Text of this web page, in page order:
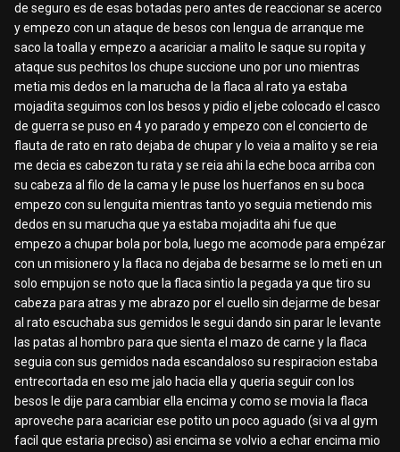
de seguro es de esas botadas pero antes de reaccionar se acerco
y empezo con un ataque de besos con lengua de arranque me
saco la toalla y empezo a acariciar a malito le saque su ropita y
ataque sus pechitos los chupe succione uno por uno mientras
metia mis dedos en la marucha de la flaca al rato ya estaba
mojadita seguimos con los besos y pidio el jebe colocado el casco
de guerra se puso en 4 yo parado y empezo con el concierto de
flauta de rato en rato dejaba de chupar y lo veia a malito y se reia
me decia es cabezon tu rata y se reia ahi la eche boca arriba con
su cabeza al filo de la cama y le puse los huerfanos en su boca
empezo con su lenguita mientras tanto yo seguia metiendo mis
dedos en su marucha que ya estaba mojadita ahi fue que
empezo a chupar bola por bola, luego me acomode para empézar
con un misionero y la flaca no dejaba de besarme se lo meti en un
solo empujon se noto que la flaca sintio la pegada ya que tiro su
cabeza para atras y me abrazo por el cuello sin dejarme de besar
al rato escuchaba sus gemidos le segui dando sin parar le levante
las patas al hombro para que sienta el mazo de carne y la flaca
seguia con sus gemidos nada escandaloso su respiracion estaba
entrecortada en eso me jalo hacia ella y queria seguir con los
besos le dije para cambiar ella encima y como se movia la flaca
aproveche para acariciar ese potito un poco aguado (si va al gym
facil que estaria preciso) asi encima se volvio a echar encima mio